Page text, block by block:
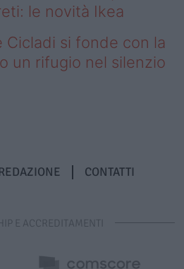
le novità Ikea
Cicladi si fonde con la
un rifugio nel silenzio
CONTATTI
E ACCREDITAMENTI